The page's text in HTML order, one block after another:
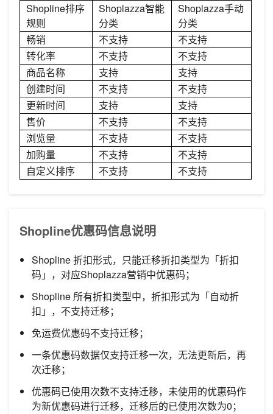
Shopline排序
规则
Shoplazza智能
分类
Shoplazza手动
分类
畅销
不支持
不支持
转化率
不支持
不支持
商品名称
支持
支持
创建时间
不支持
不支持
更新时间
支持
支持
售价
不支持
不支持
浏览量
不支持
不支持
加购量
不支持
不支持
自定义排序
不支持 不支持
Shopline优惠码信息说明
Shopline 折扣形式，只能迁移折扣类型为「折扣
码」，对应Shoplazza营销中优惠码；
Shopline 所有折扣类型中，折扣形式为「自动折
扣」，不支持迁移；
免运费优惠码不支持迁移；
一条优惠码数据仅支持迁移一次，无法更新后，再
次迁移；
优惠码已使用次数不支持迁移，未使用的优惠码作
为新优惠码进行迁移，迁移后的已使用次数为0；